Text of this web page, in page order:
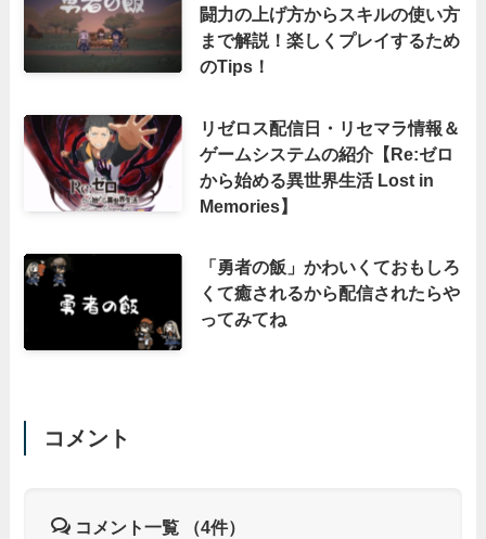
闘力の上げ方からスキルの使い方
まで解説！楽しくプレイするため
のTips！
リゼロス配信日・リセマラ情報＆
ゲームシステムの紹介【Re:ゼロ
から始める異世界生活 Lost in
Memories】
「勇者の飯」かわいくておもしろ
くて癒されるから配信されたらや
ってみてね
コメント
コメント一覧 （4件）